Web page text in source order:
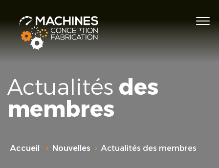
Actualités des
membres
Accueil Nouvelles Actualités des membres